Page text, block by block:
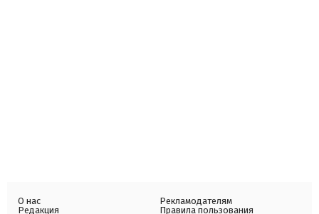
О нас
Редакция
Рекламодателям
Правила пользования